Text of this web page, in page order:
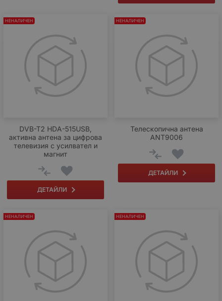
DVB-T2 HDA-515USB,
активна антена за цифрова
телевизия с усилвател и
магнит
ДЕТАЙЛИ
НЕНАЛИЧЕН
Телескопична антена
ANT9006
ДЕТАЙЛИ
НЕНАЛИЧЕН
НЕНАЛИЧЕН НЕНАЛИЧЕН